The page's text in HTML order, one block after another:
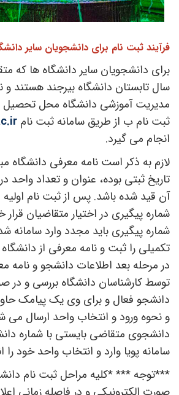
فرآیند ثبت نام برای دانشجویان سایر
برای دانشجویان سایر دانشگاه ها که
سال تابستان دانشگاه بیرجند هستند و
مدیریت آموزشی دانشگاه محل تحصیل
ثبت نام ب از طریق سامانه ثبت نام
انجام می گیرد.
لازم به ذکر است نامه معرفی دانشگاه
تاریخ ثبتی بوده، عنوان و تعداد
آن قید شده باشد. پس از ثبت نام اولیه
شماره پیگیری در اختیار متقاضیان
شماره پیگیری باید مجدد وارد سامانه
تکمیلی را ثبت و نامه معرفی از دانشگاه
در مرحله بعد اطلاعات دانشجو و نامه
توسط کارشناسان دانشگاه بررسی و در
دانشجو فعال و برای وی یک پیامک
و نحوه ورود و انتخاب واحد ارسال می
دانشجوی متقاضی بایستی با شماره
سامانه پویا وارد و انتخاب واحد خود را
***توجه *** *کلیه مراحل ثبت نام